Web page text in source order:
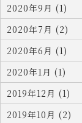
2020年9月 (1)
2020年7月 (2)
2020年6月 (1)
2020年1月 (1)
2019年12月 (1)
2019年10月 (2)